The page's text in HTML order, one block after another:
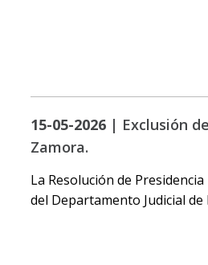
15-05-2026 | Exclusión
Zamora.
La Resolución de
del Departamento Judicial de